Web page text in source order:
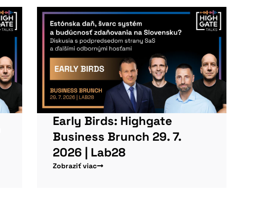
Early Birds: Highgate
Business Brunch 29. 7.
2026 | Lab28
Zobraziť viac